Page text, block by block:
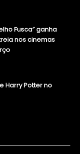
Fusca” ganha
nos cinemas
Harry Potter no